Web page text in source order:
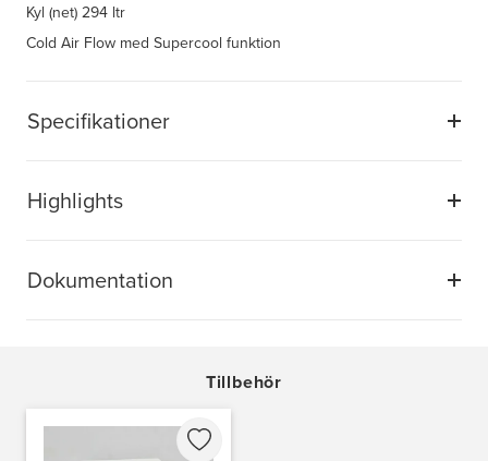
Specifikationer
Highlights
Dokumentation
Kyl (net)294 ltr
Cold Air Flow med Supercool funktion
Tillbehör